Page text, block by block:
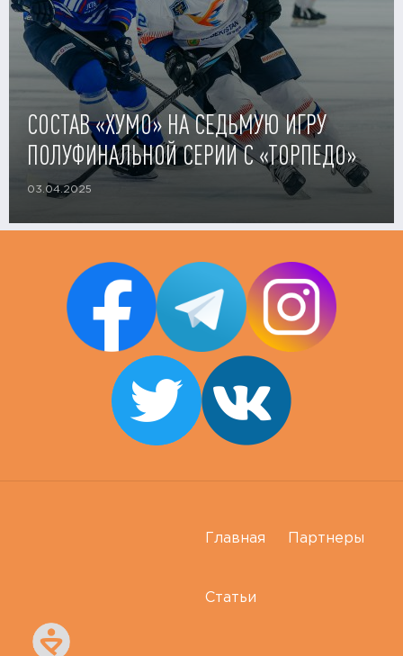
СОСТАВ «ХУМО» НА СЕДЬМУЮ ИГРУ
ПОЛУФИНАЛЬНОЙ СЕРИИ С «ТОРПЕДО»
03.04.2025
Главная Партнеры
Статьи